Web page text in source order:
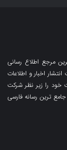
مرجع اطلاع رسانی
خود را از سال 2014 در جهت انتشار اخبار و اطلاعات
آغاز کرده و از آغاز سال 2019 فعالیت خود را زیر نظر شرکت
ترین رسانه فارسی